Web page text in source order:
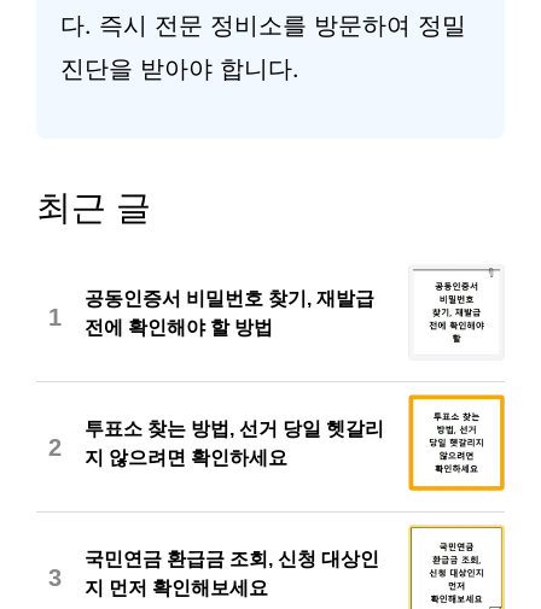
다. 즉시 전문 정비소를 방문하여 정밀
진단을 받아야 합니다.
최근 글
1
공동인증서 비밀번호 찾기, 재발급
전에 확인해야 할 방법
2
투표소 찾는 방법, 선거 당일 헷갈리
지 않으려면 확인하세요
3
국민연금 환급금 조회, 신청 대상인
지 먼저 확인해보세요